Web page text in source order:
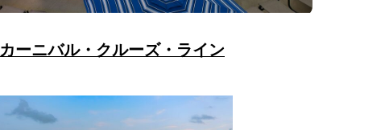
カーニバル・クルーズ・ライン